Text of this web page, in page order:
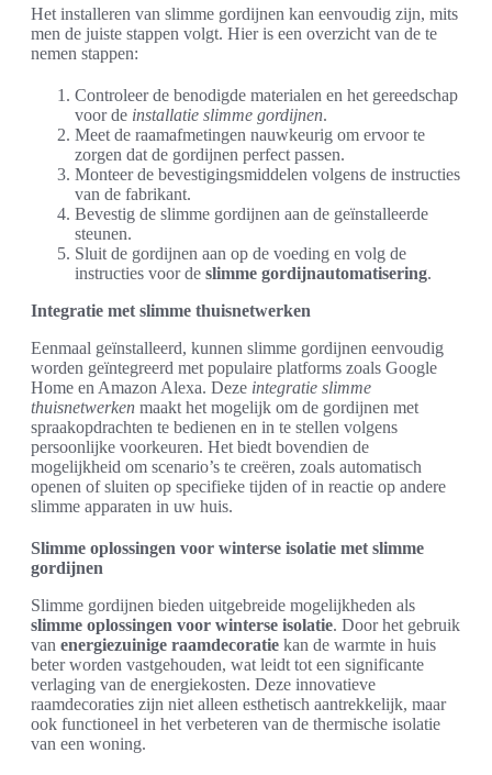
Het installeren van slimme gordijnen kan eenvoudig zijn, mits
men de juiste stappen volgt. Hier is een overzicht van de te
nemen stappen:
Controleer de benodigde materialen en het gereedschap
voor de installatie slimme gordijnen.
Meet de raamafmetingen nauwkeurig om ervoor te
zorgen dat de gordijnen perfect passen.
Monteer de bevestigingsmiddelen volgens de instructies
van de fabrikant.
Bevestig de slimme gordijnen aan de geïnstalleerde
steunen.
Sluit de gordijnen aan op de voeding en volg de
instructies voor de slimme gordijnautomatisering.
Integratie met slimme thuisnetwerken
Eenmaal geïnstalleerd, kunnen slimme gordijnen eenvoudig
worden geïntegreerd met populaire platforms zoals Google
Home en Amazon Alexa. Deze integratie slimme
thuisnetwerken maakt het mogelijk om de gordijnen met
spraakopdrachten te bedienen en in te stellen volgens
persoonlijke voorkeuren. Het biedt bovendien de
mogelijkheid om scenario’s te creëren, zoals automatisch
openen of sluiten op specifieke tijden of in reactie op andere
slimme apparaten in uw huis.
Slimme oplossingen voor winterse isolatie met slimme
gordijnen
Slimme gordijnen bieden uitgebreide mogelijkheden als
slimme oplossingen voor winterse isolatie. Door het gebruik
van energiezuinige raamdecoratie kan de warmte in huis
beter worden vastgehouden, wat leidt tot een significante
verlaging van de energiekosten. Deze innovatieve
raamdecoraties zijn niet alleen esthetisch aantrekkelijk, maar
ook functioneel in het verbeteren van de thermische isolatie
van een woning.